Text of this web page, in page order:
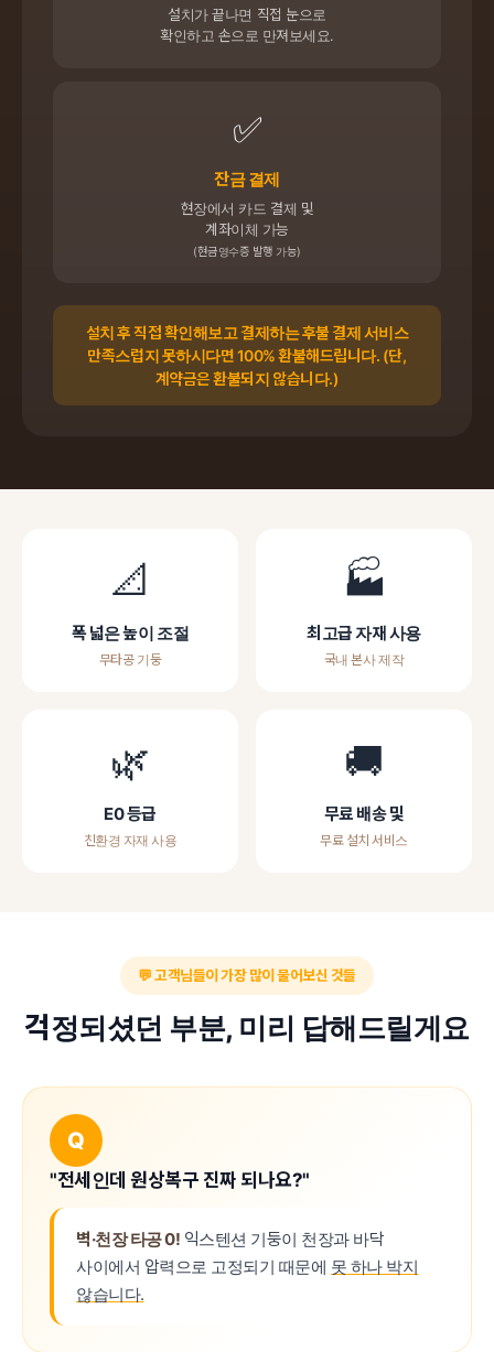
설치가 끝나면 직접 눈으로
확인하고 손으로 만져보세요.
✅
잔금 결제
현장에서 카드 결제 및
계좌이체 가능
(현금영수증 발행 가능)
설치 후 직접 확인해보고 결제하는 후불 결제 서비스
만족스럽지 못하시다면 100% 환불해드립니다. (단,
계약금은 환불되지 않습니다.)
📐
폭 넓은 높이 조절
무타공 기둥
🏭
최고급 자재 사용
국내 본사 제작
🌿
E0 등급
친환경 자재 사용
🚚
무료 배송 및
무료 설치 서비스
💬 고객님들이 가장 많이 물어보신 것들
걱정되셨던 부분, 미리 답해드릴게요
Q
"전세인데 원상복구 진짜 되나요?"
벽·천장 타공 0! 익스텐션 기둥이 천장과 바닥
사이에서 압력으로 고정되기 때문에 못 하나 박지
않습니다.